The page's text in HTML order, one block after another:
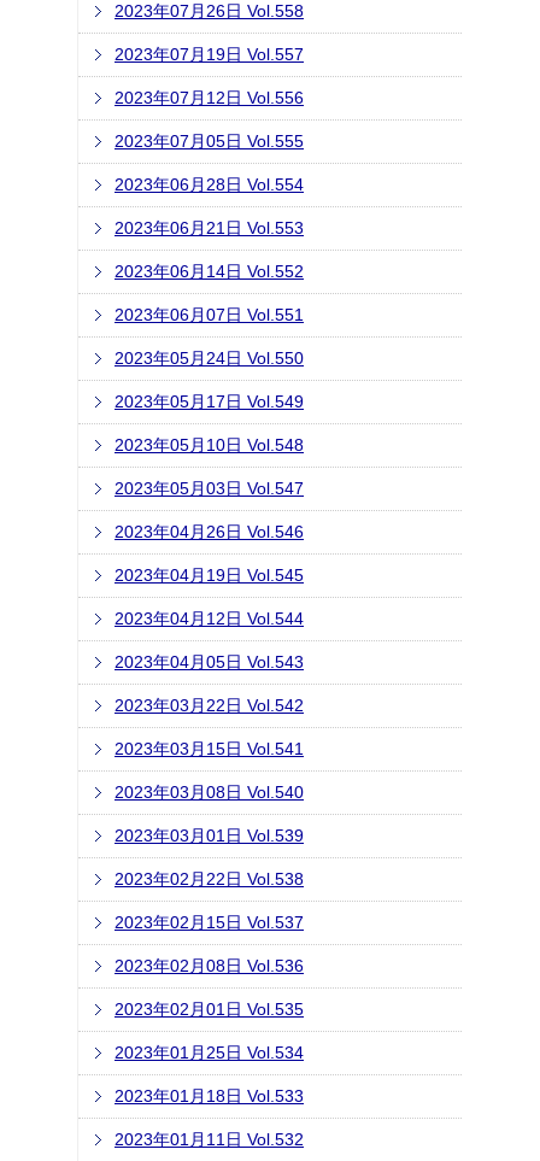
2023年07月26日 Vol.558
2023年07月19日 Vol.557
2023年07月12日 Vol.556
2023年07月05日 Vol.555
2023年06月28日 Vol.554
2023年06月21日 Vol.553
2023年06月14日 Vol.552
2023年06月07日 Vol.551
2023年05月24日 Vol.550
2023年05月17日 Vol.549
2023年05月10日 Vol.548
2023年05月03日 Vol.547
2023年04月26日 Vol.546
2023年04月19日 Vol.545
2023年04月12日 Vol.544
2023年04月05日 Vol.543
2023年03月22日 Vol.542
2023年03月15日 Vol.541
2023年03月08日 Vol.540
2023年03月01日 Vol.539
2023年02月22日 Vol.538
2023年02月15日 Vol.537
2023年02月08日 Vol.536
2023年02月01日 Vol.535
2023年01月25日 Vol.534
2023年01月18日 Vol.533
2023年01月11日 Vol.532